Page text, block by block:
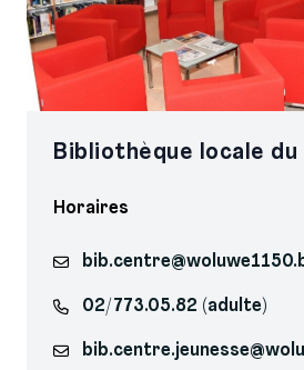
Bibliothèque locale
Horaires
02/773.05.82 (adulte)